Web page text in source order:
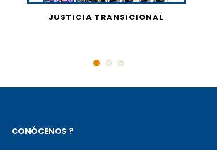
JUSTICIA TRANSICIONAL
CONÓCENOS ?